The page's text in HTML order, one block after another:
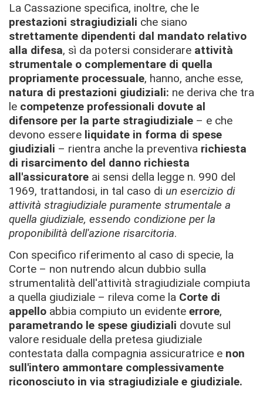
La Cassazione specifica, inoltre, che le
prestazioni stragiudiziali che siano
strettamente dipendenti dal mandato relativo
alla difesa, sì da potersi considerare attività
strumentale o complementare di quella
propriamente processuale, hanno, anche esse,
natura di prestazioni giudiziali: ne deriva che tra
le competenze professionali dovute al
difensore per la parte stragiudiziale – e che
devono essere liquidate in forma di spese
giudiziali – rientra anche la preventiva richiesta
di risarcimento del danno richiesta
all'assicuratore ai sensi della legge n. 990 del
1969, trattandosi, in tal caso di un esercizio di
attività stragiudiziale puramente strumentale a
quella giudiziale, essendo condizione per la
proponibilità dell'azione risarcitoria.
Con specifico riferimento al caso di specie, la
Corte – non nutrendo alcun dubbio sulla
strumentalità dell'attività stragiudiziale compiuta
a quella giudiziale – rileva come la Corte di
appello abbia compiuto un evidente errore,
parametrando le spese giudiziali dovute sul
valore residuale della pretesa giudiziale
contestata dalla compagnia assicuratrice e non
sull'intero ammontare complessivamente
riconosciuto in via stragiudiziale e giudiziale.